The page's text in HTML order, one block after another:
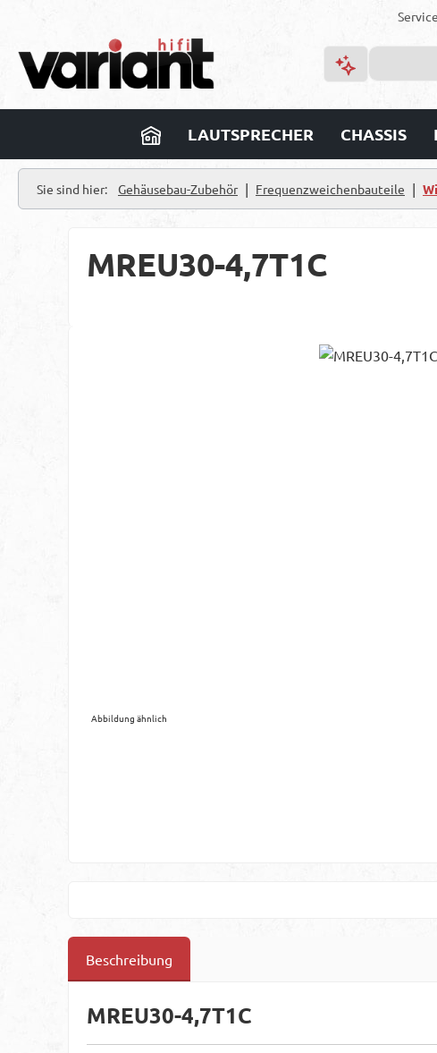
LAUTSPRECHER CHASSIS
Sie sind hier: Gehäusebau-Zubehör | Frequenzweichenbauteile |
MREU30-4,7T1C
Abbildung ähnlich
Beschreibung
MREU30-4,7T1C